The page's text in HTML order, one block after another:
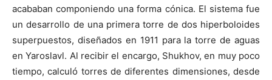
acababan componiendo una forma cónica. El sistema fue
un desarrollo de una primera torre de dos hiperboloides
superpuestos, diseñados en 1911 para la torre de aguas
en Yaroslavl. Al recibir el encargo, Shukhov, en muy poco
tiempo, calculó torres de diferentes dimensiones, desde